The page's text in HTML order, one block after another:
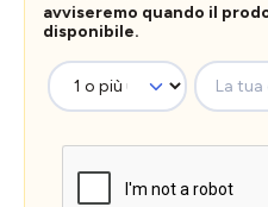
avviseremo quando il
disponibile.
La tua